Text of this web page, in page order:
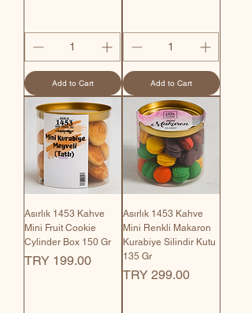
Add to Cart Add to Cart
Asırlık 1453 Kahve
Mini Fruit Cookie
Cylinder Box 150 Gr
Price
TRY 199.00
Asırlık 1453 Kahve
Mini Renkli Makaron
Kurabiye Silindir Kutu
135 Gr
Price
TRY 299.00